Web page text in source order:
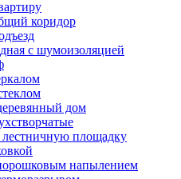
коридор
с шумоизоляцией
дом
площадку
напылением